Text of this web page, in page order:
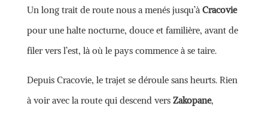
Un long trait de route nous a menés jusqu’à Cracovie
pour une halte nocturne, douce et familière, avant de
filer vers l’est, là où le pays commence à se taire.
Depuis Cracovie, le trajet se déroule sans heurts. Rien
à voir avec la route qui descend vers Zakopane,